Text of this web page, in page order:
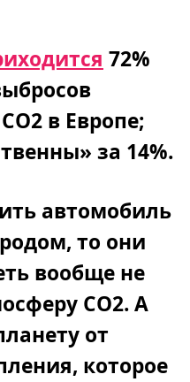
72%
в Европе;
за 14%.
автомобиль
то они
вообще не
СО2. А
от
которое